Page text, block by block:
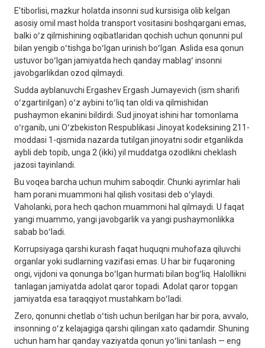
Eʼtiborlisi, mazkur holatda insonni sud kursisiga olib kelgan
asosiy omil mast holda transport vositasini boshqargani emas,
balki oʻz qilmishining oqibatlaridan qochish uchun qonunni pul
bilan yengib oʻtishga boʻlgan urinish boʻlgan. Aslida esa qonun
ustuvor boʻlgan jamiyatda hech qanday mablagʻ insonni
javobgarlikdan ozod qilmaydi.
Sudda ayblanuvchi Ergashev Ergash Jumayevich (ism sharifi
oʻzgartirilgan) oʻz aybini toʻliq tan oldi va qilmishidan
pushaymon ekanini bildirdi. Sud jinoyat ishini har tomonlama
oʻrganib, uni Oʻzbekiston Respublikasi Jinoyat kodeksining 211-
moddasi 1-qismida nazarda tutilgan jinoyatni sodir etganlikda
aybli deb topib, unga 2 (ikki) yil muddatga ozodlikni cheklash
jazosi tayinlandi.
Bu voqea barcha uchun muhim saboqdir. Chunki ayrimlar hali
ham porani muammoni hal qilish vositasi deb oʻylaydi.
Vaholanki, pora hech qachon muammoni hal qilmaydi. U faqat
yangi muammo, yangi javobgarlik va yangi pushaymonlikka
sabab boʻladi.
Korrupsiyaga qarshi kurash faqat huquqni muhofaza qiluvchi
organlar yoki sudlarning vazifasi emas. U har bir fuqaroning
ongi, vijdoni va qonunga boʻlgan hurmati bilan bogʻliq. Halollikni
tanlagan jamiyatda adolat qaror topadi. Adolat qaror topgan
jamiyatda esa taraqqiyot mustahkam boʻladi.
Zero, qonunni chetlab oʻtish uchun berilgan har bir pora, avvalo,
insonning oʻz kelajagiga qarshi qilingan xato qadamdir. Shuning
uchun ham har qanday vaziyatda qonun yoʻlini tanlash — eng